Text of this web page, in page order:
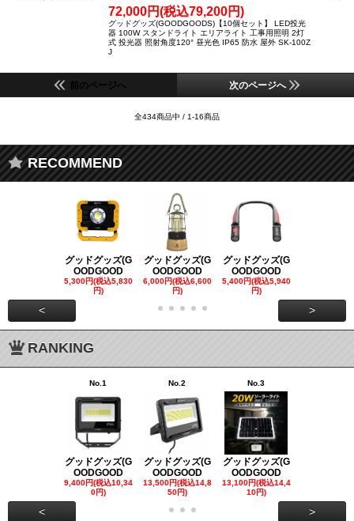
72,000円(税込79,200円)
グッドグッズ(GOODGOODS)【10個セット】 LED投光
器 100W スタンドライト エリアライト 工事用照明 2灯
式 投光器 照射角度120° 昼光色 IP65 防水 屋外 SK-100Z
J
前のページへ 次のページへ
全434商品中 / 1-16商品
RECOMMEND
グッドグッズ(G
OODGOOD
5,300円(税込5,830
円)
グッドグッズ(G
OODGOOD
6,000円(税込6,600
円)
グッドグッズ(G
OODGOOD
5,400円(税込5,940
円)
< >
RANKING
No.1
グッドグッズ(G
OODGOOD
9,400円(税込10,34
0円)
No.2
グッドグッズ(G
OODGOOD
13,500円(税込14,8
50円)
No.3
グッドグッズ(G
OODGOOD
13,100円(税込14,4
10円)
< >